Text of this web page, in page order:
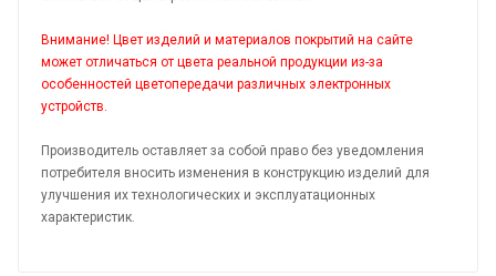
Внимание! Цвет изделий и материалов покрытий на сайте
может отличаться от цвета реальной продукции из-за
особенностей цветопередачи различных электронных
устройств.
Производитель оставляет за собой право без уведомления
потребителя вносить изменения в конструкцию изделий для
улучшения их технологических и эксплуатационных
характеристик.